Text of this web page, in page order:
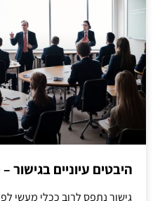
היבטים עיוניים
גישור נתפס לרוב ככלי מעשי